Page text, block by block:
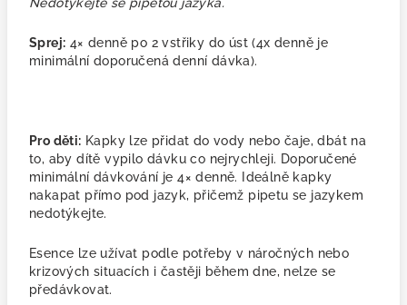
Sprej: 4× denně po 2 vstřiky do úst (4x denně je
minimální doporučená denní dávka).
Pro děti: Kapky lze přidat do vody nebo čaje, dbát na
to, aby dítě vypilo dávku co nejrychleji. Doporučené
minimální dávkování je 4× denně. Ideálně kapky
nakapat přímo pod jazyk, přičemž pipetu se jazykem
nedotýkejte.
Esence lze užívat podle potřeby v náročných nebo
krizových situacích i častěji během dne, nelze se
předávkovat.